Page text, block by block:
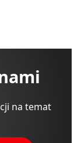
na temat